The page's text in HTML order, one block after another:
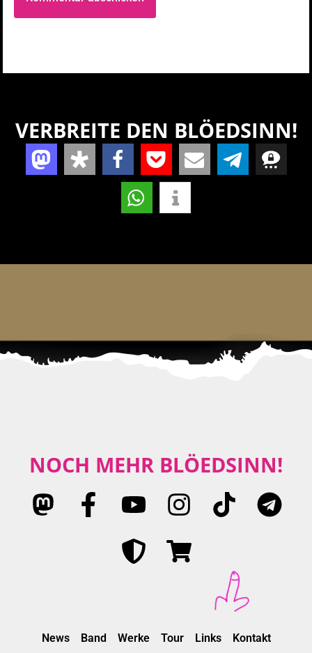
VERBREITE DEN BLÖEDSINN!
NOCH MEHR BLÖEDSINN!
News Band Werke Tour Links Kontakt